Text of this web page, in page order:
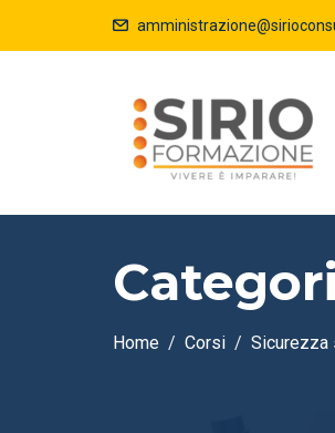
Home Corsi Sicurezza